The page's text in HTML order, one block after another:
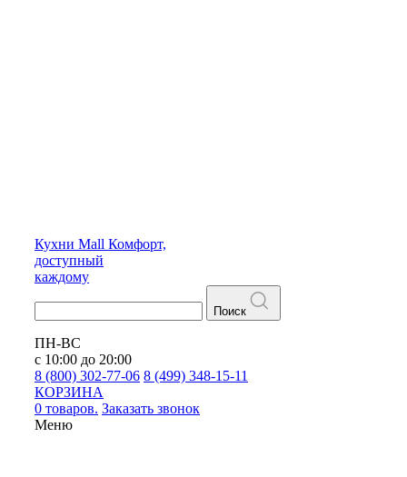
Кухни Mall Комфорт,
доступный
каждому
Поиск
ПН-ВС
с 10:00 до 20:00
8 (800) 302-77-06 8 (499) 348-15-11
КОРЗИНА
0 товаров. Заказать звонок
Меню